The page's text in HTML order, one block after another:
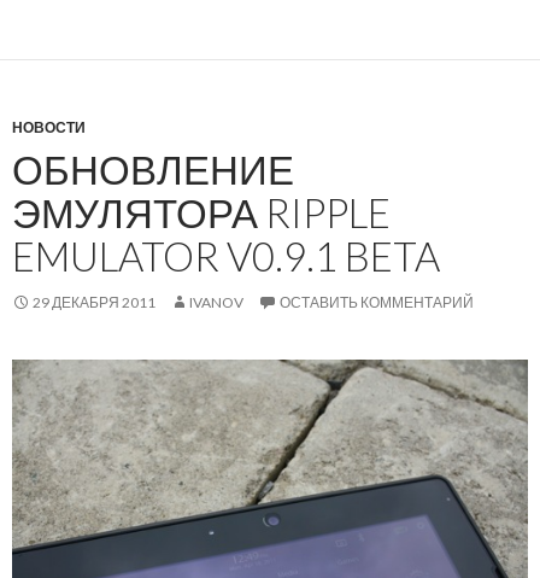
НОВОСТИ
ОБНОВЛЕНИЕ
ЭМУЛЯТОРА RIPPLE
EMULATOR V0.9.1 BETA
29 ДЕКАБРЯ 2011 IVANOV ОСТАВИТЬ КОММЕНТАРИЙ